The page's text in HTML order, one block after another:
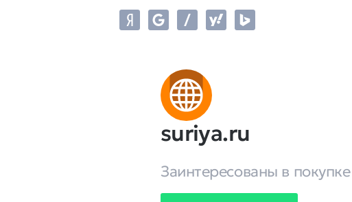
suriya.ru
Заинтересованы в